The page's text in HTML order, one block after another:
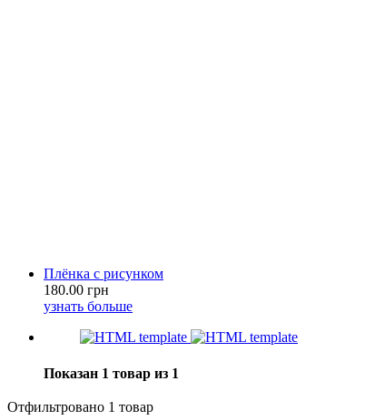
Плёнка с рисунком
180.00 грн
узнать больше
Показан 1 товар из 1
Отфильтровано 1 товар